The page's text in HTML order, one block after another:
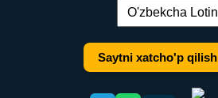
Tilni almashtirish:
Saytni xatcho'p qilish